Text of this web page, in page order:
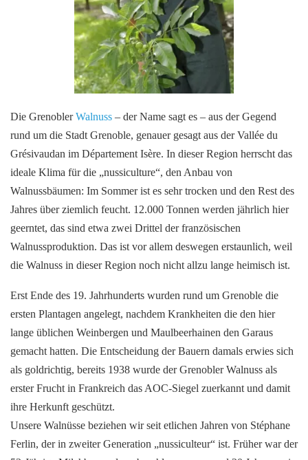
Die GrenoblerWalnuss – der Name sagt es – aus der Gegend
rund um die Stadt Grenoble, genauer gesagt aus der Vallée du
Grésivaudan im Département Isère. In dieser Region herrscht das
ideale Klima für die „nussiculture“, den Anbau von
Walnussbäumen: Im Sommer ist es sehr trocken und den Rest des
Jahres über ziemlich feucht. 12.000 Tonnen werden jährlich hier
geerntet, das sind etwa zwei Drittel der französischen
Walnussproduktion. Das ist vor allem deswegen erstaunlich, weil
die Walnuss in dieser Region noch nicht allzu lange heimisch ist.
Erst Ende des 19. Jahrhunderts wurden rund um Grenoble die
ersten Plantagen angelegt, nachdem Krankheiten die den hier
lange üblichen Weinbergen und Maulbeerhainen den Garaus
gemacht hatten. Die Entscheidung der Bauern damals erwies sich
als goldrichtig, bereits 1938 wurde der Grenobler Walnuss als
erster Frucht in Frankreich das AOC-Siegel zuerkannt und damit
ihre Herkunft geschützt.
Unsere Walnüsse beziehen wir seit etlichen Jahren von Stéphane
Ferlin, der in zweiter Generation „nussiculteur“ ist. Früher war der